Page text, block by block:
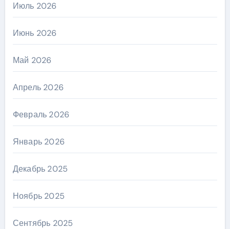
Июль 2026
Июнь 2026
Май 2026
Апрель 2026
Февраль 2026
Январь 2026
Декабрь 2025
Ноябрь 2025
Сентябрь 2025